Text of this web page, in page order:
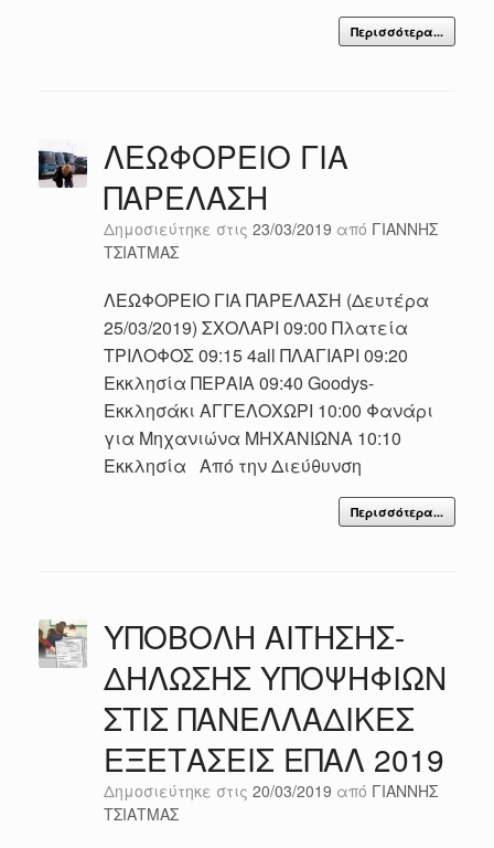
Περισσότερα...
ΛΕΩΦΟΡΕΙΟ ΓΙΑ
ΠΑΡΕΛΑΣΗ
Δημοσιεύτηκε στις 23/03/2019 από ΓΙΑΝΝΗΣ
ΤΣΙΑΤΜΑΣ
ΛΕΩΦΟΡΕΙΟ ΓΙΑ ΠΑΡΕΛΑΣΗ (Δευτέρα
25/03/2019) ΣΧΟΛΑΡΙ 09:00 Πλατεία
ΤΡΙΛΟΦΟΣ 09:15 4all ΠΛΑΓΙΑΡΙ 09:20
Εκκλησία ΠΕΡΑΙΑ 09:40 Goodys-
Εκκλησάκι ΑΓΓΕΛΟΧΩΡΙ 10:00 Φανάρι
για Μηχανιώνα ΜΗΧΑΝΙΩΝΑ 10:10
Εκκλησία Από την Διεύθυνση
Περισσότερα...
ΥΠΟΒΟΛΗ ΑΙΤΗΣΗΣ-
ΔΗΛΩΣΗΣ ΥΠΟΨΗΦΙΩΝ
ΣΤΙΣ ΠΑΝΕΛΛΑΔΙΚΕΣ
ΕΞΕΤΑΣΕΙΣ ΕΠΑΛ 2019
Δημοσιεύτηκε στις 20/03/2019 από ΓΙΑΝΝΗΣ
ΤΣΙΑΤΜΑΣ